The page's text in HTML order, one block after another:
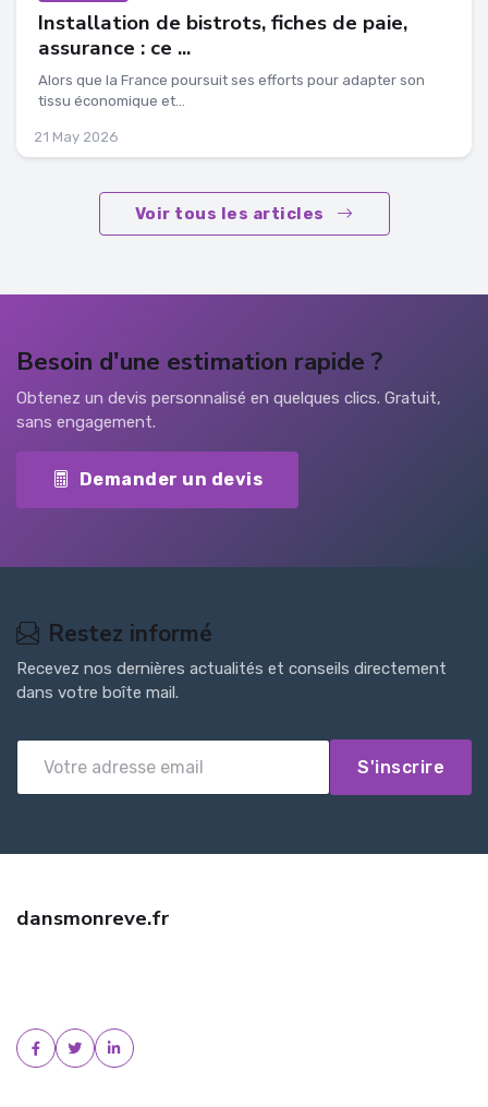
Installation de bistrots, fiches de paie,
assurance : ce ...
Alors que la France poursuit ses efforts pour adapter son
tissu économique et...
21 May 2026
Voir tous les articles
Besoin d'une estimation rapide ?
Obtenez un devis personnalisé en quelques clics. Gratuit,
sans engagement.
Demander un devis
Restez informé
Recevez nos dernières actualités et conseils directement
dans votre boîte mail.
S'inscrire
dansmonreve.fr